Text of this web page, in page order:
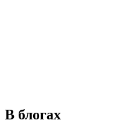
В блогах